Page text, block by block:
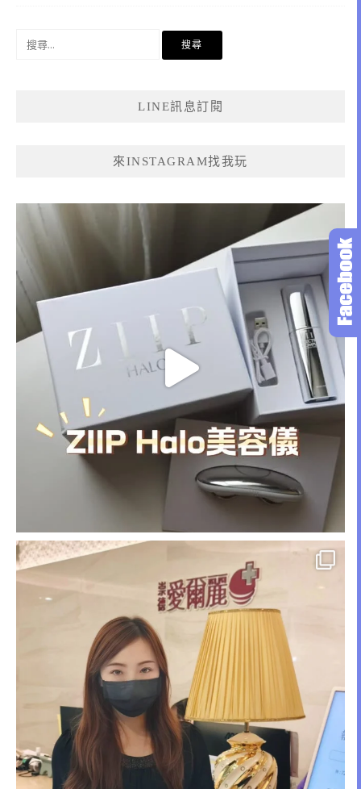
LINE訊息訂閱
來INSTAGRAM找我玩